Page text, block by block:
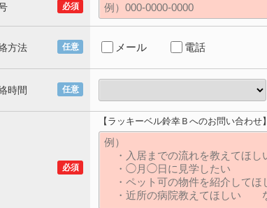
必須
任意
方法 メール 電話
任意
時間
必須
【ラッキーベル鈴幸Ｂへのお問い合わせ】